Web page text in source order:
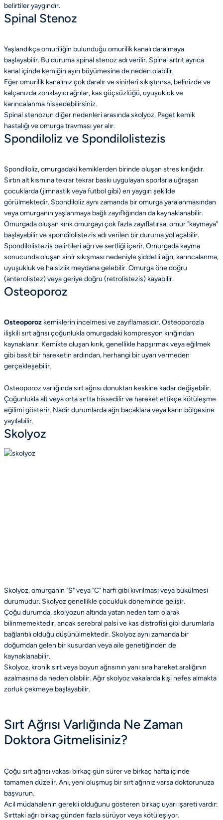
belirtiler yaygındır.
Spinal Stenoz
Yaşlandıkça omuriliğin bulunduğu omurilik kanalı daralmaya
başlayabilir. Bu duruma spinal stenoz adı verilir. Spinal artrit ayrıca
kanal içinde kemiğin aşırı büyümesine de neden olabilir.
Eğer omurilik kanalınız çok daralır ve sinirleri sıkıştırırsa, belinizde ve
kalçanızda zonklayıcı ağrılar, kas güçsüzlüğü, uyuşukluk ve
karıncalanma hissedebilirsiniz.
Spinal stenozun diğer nedenleri arasında skolyoz, Paget kemik
hastalığı ve omurga travması yer alır.
Spondiloliz ve Spondilolistezis
Spondiloliz, omurgadaki kemiklerden birinde oluşan stres kırığıdır.
Sırtın alt kısmına tekrar tekrar baskı uygulayan sporlarla uğraşan
çocuklarda (jimnastik veya futbol gibi) en yaygın şekilde
görülmektedir. Spondiloliz aynı zamanda bir omurga yaralanmasından
veya omurganın yaşlanmaya bağlı zayıflığından da kaynaklanabilir.
Omurgada oluşan kırık omurgayı çok fazla zayıflatırsa, omur "kaymaya"
başlayabilir ve spondilolistezis adı verilen bir duruma yol açabilir.
Spondilolistezis belirtileri ağrı ve sertliği içerir. Omurgada kayma
sonucunda oluşan sinir sıkışması nedeniyle şiddetli ağrı, karıncalanma,
uyuşukluk ve halsizlik meydana gelebilir. Omurga öne doğru
(anterolistez) veya geriye doğru (retrolistezis) kayabilir.
Osteoporoz
Osteoporoz kemiklerin incelmesi ve zayıflamasıdır. Osteoporozla
ilişkili sırt ağrısı çoğunlukla omurgadaki kompresyon kırığından
kaynaklanır. Kemikte oluşan kırık, genellikle hapşırmak veya eğilmek
gibi basit bir hareketin ardından, herhangi bir uyarı vermeden
gerçekleşebilir.
Osteoporoz varlığında sırt ağrısı donuktan keskine kadar değişebilir.
Çoğunlukla alt veya orta sırtta hissedilir ve hareket ettikçe kötüleşme
eğilimi gösterir. Nadir durumlarda ağrı bacaklara veya karın bölgesine
yayılabilir.
Skolyoz
Skolyoz, omurganın "S" veya "C" harfi gibi kıvrılması veya bükülmesi
durumudur. Skolyoz genellikle çocukluk döneminde gelişir.
Çoğu durumda, skolyozun altında yatan neden tam olarak
bilinmemektedir, ancak serebral palsi ve kas distrofisi gibi durumlarla
bağlantılı olduğu düşünülmektedir. Skolyoz aynı zamanda bir
doğumdan gelen bir kusurdan veya aile genetiğinden de
kaynaklanabilir.
Skolyoz, kronik sırt veya boyun ağrısının yanı sıra hareket aralığının
azalmasına da neden olabilir. Ağır skolyoz vakalarda kişi nefes almakta
zorluk çekmeye başlayabilir.
Sırt Ağrısı Varlığında Ne Zaman
Doktora Gitmelisiniz?
Çoğu sırt ağrısı vakası birkaç gün sürer ve birkaç hafta içinde
tamamen düzelir. Ani, yeni oluşmuş bir sırt ağrınız varsa doktorunuza
başvurun.
Acil müdahalenin gerekli olduğunu gösteren birkaç uyarı işareti vardır:
Sırttaki ağrı birkaç günden fazla sürüyor veya kötüleşiyor.